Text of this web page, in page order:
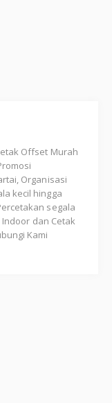
Offset Murah
Organisasi
kecil hingga
segala
dan Cetak
Kami